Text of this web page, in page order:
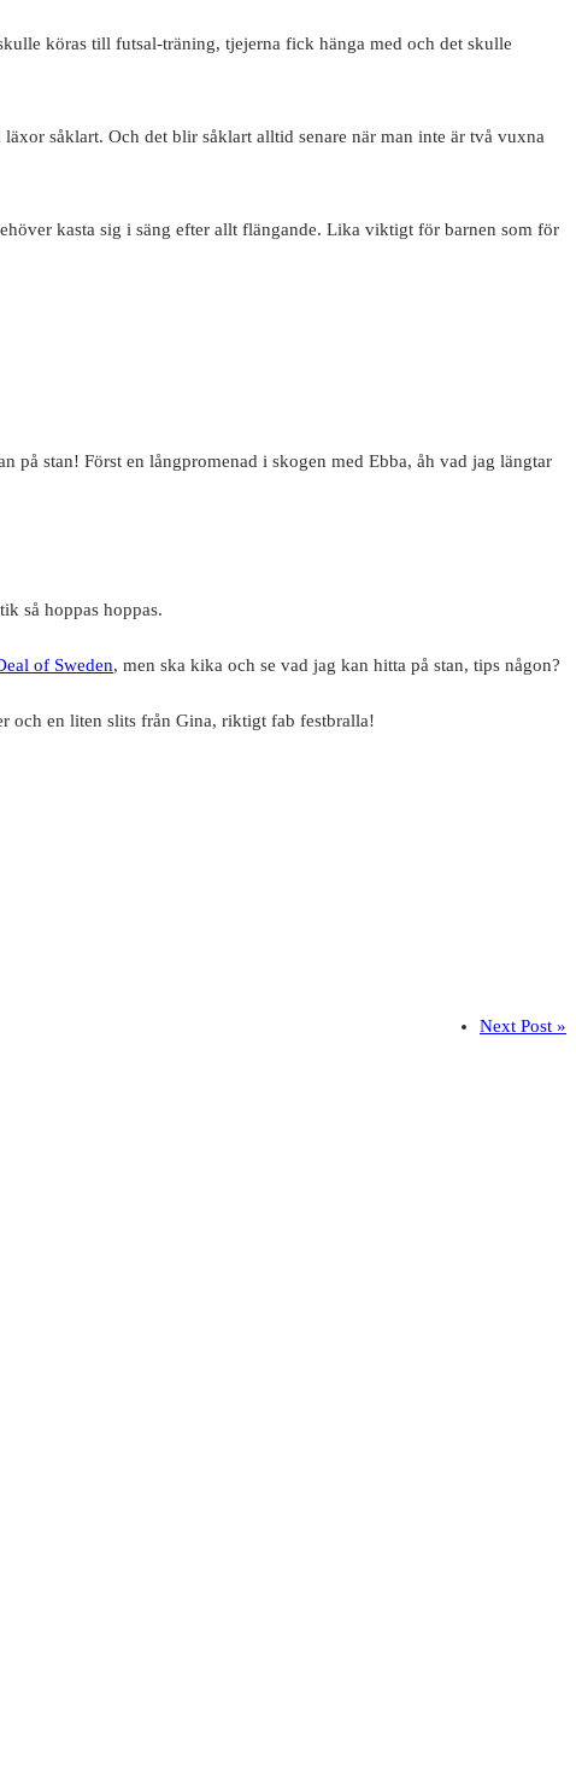
köras till futsal-träning, tjejerna fick hänga med och det skulle
såklart. Och det blir såklart alltid senare när man inte är två vuxna
kasta sig i säng efter allt flängande. Lika viktigt för barnen som för
stan! Först en långpromenad i skogen med Ebba, åh vad jag längtar
så hoppas hoppas.
of Sweden, men ska kika och se vad jag kan hitta på stan, tips någon?
och en liten slits från Gina, riktigt fab festbralla!
Next Post »